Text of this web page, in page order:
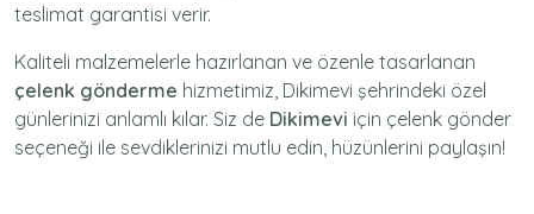
teslimat garantisi verir.
Kaliteli malzemelerle hazırlanan ve özenle tasarlanan
çelenk gönderme hizmetimiz, Dikimevi şehrindeki özel
günlerinizi anlamlı kılar. Siz de Dikimevi için çelenk gönder
seçeneği ile sevdiklerinizi mutlu edin, hüzünlerini paylaşın!